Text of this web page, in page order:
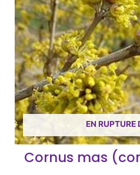
EN RUPTURE
Cornus mas